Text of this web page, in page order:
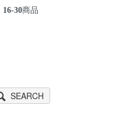
16-30商品
SEARCH